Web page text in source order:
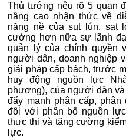
Thủ tướng nêu rõ 5 quan
nâng cao nhận thức về
nặng nề của sụt lún, sạt
cường hơn nữa sự lãnh
quản lý của chính quyền
người dân, doanh nghiệp
giải pháp cấp bách, trước
huy động nguồn lực
phương), của người dân
đẩy mạnh phân cấp,
đôi với phân bổ nguồn
thực thi và tăng cường
lực.